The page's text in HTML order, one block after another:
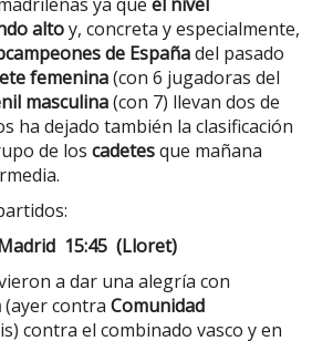
altoy, concreta y especialmente,
de Españadel pasado
femenina(con 6 jugadoras del
masculina(con 7) llevan dos de
ha dejado también la clasificación
de los cadetesque mañana
15:45 (Lloret)
a dar una alegría con
(ayer contra Comunidad
contra el combinado vasco y en